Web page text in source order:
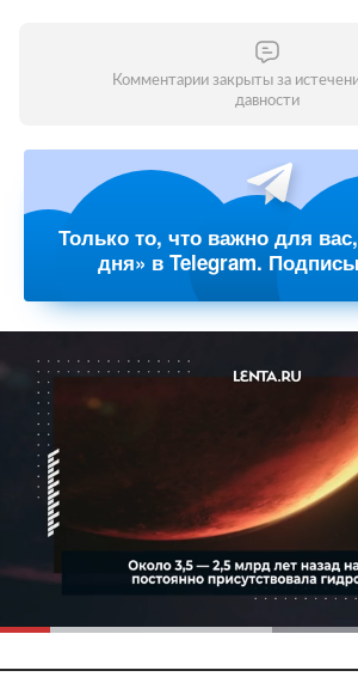
Комментарии закрыты за
давности
Только то, что важно для
дня» в Telegram.